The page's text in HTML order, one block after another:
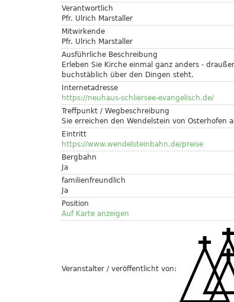
Verantwortlich
Pfr. Ulrich Marstaller
Mitwirkende
Pfr. Ulrich Marstaller
Ausführliche Beschreibung
Erleben Sie Kirche einmal ganz anders -
buchstäblich über den Dingen steht.
Internetadresse
https://neuhaus-schliersee-evangelisch.de/
Treffpunkt / Wegbeschreibung
Sie erreichen den Wendelstein von
Eintritt
https://www.wendelsteinbahn.de/preise
Bergbahn
Ja
familienfreundlich
Ja
Position
Auf Karte anzeigen
Veranstalter / veröffentlicht von: